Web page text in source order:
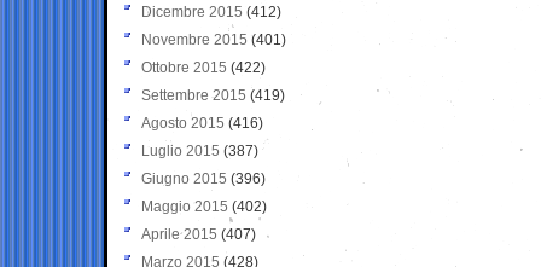
Dicembre 2015 (412)
Novembre 2015 (401)
Ottobre 2015 (422)
Settembre 2015 (419)
Agosto 2015 (416)
Luglio 2015 (387)
Giugno 2015 (396)
Maggio 2015 (402)
Aprile 2015 (407)
Marzo 2015 (428)